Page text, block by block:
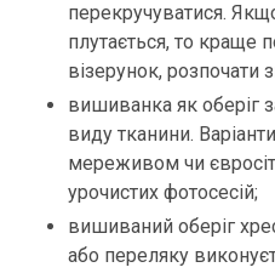
перекручуватися.
плутається, то краще
візерунок, розпочати
вишиванка як оберіг
виду тканини.
мереживом чи
урочистих фотосесій;
вишиваний оберіг
або переляку